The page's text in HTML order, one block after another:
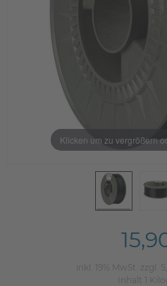
Klicken um zu vergrößern
inkl. 19% MwSt. zzgl.
Inhalt 1